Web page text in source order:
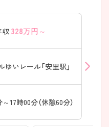
収 328万円～
いレール「安里駅」
17時00分（休憩60分）